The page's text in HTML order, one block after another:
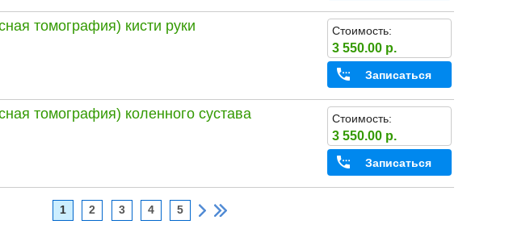
томография) кисти руки Стоимость:
3 550.00 р.
Записаться
томография) коленного сустава Стоимость:
3 550.00 р.
Записаться
1 2 3 4 5